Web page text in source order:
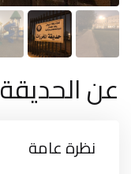
عن الحديقة
نظرة عامة